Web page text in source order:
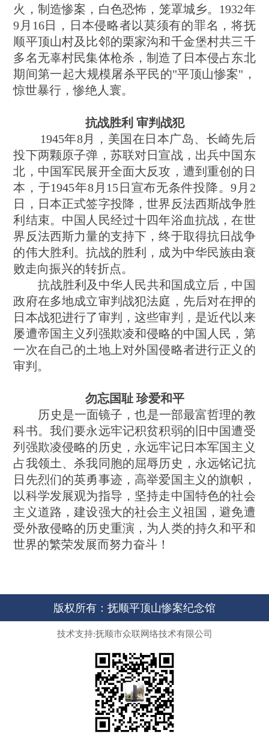
火，制造惨案，白色恐怖，笼罩城乡。1932年
9月16日，日本侵略者以莫须有的罪名，将抚
顺平顶山村及比邻的栗家沟和千金堡村共三千
多名无辜村民集体枪杀，制造了日本侵占东北
期间第一起大规模屠杀平民的"平顶山惨案"，
惊世暴行，惨绝人寰。
抗战胜利 审判战犯
1945年8月，美国在日本广岛、长崎先后
投下两颗原子弹，苏联对日宣战，出兵中国东
北，中国军民展开全面大反攻，遭到重创的日
本，于1945年8月15日宣布无条件投降。9月2
日，日本正式签字投降，世界反法西斯战争胜
利结束。中国人民经过十四年浴血抗战，在世
界反法西斯力量的支持下，终于取得抗日战争
的伟大胜利。抗战的胜利，成为中华民族由衰
败走向振兴的转折点。
抗战胜利及中华人民共和国成立后，中国
政府在多地成立审判战犯法庭，先后对在押的
日本战犯进行了审判，这些审判，是近代以来
屡遭帝国主义列强欺凌和侵略的中国人民，第
一次在自己的土地上对外国侵略者进行正义的
审判。
勿忘国耻 珍爱和平
历史是一面镜子，也是一部最富哲理的教
科书。我们要永远牢记积贫积弱的旧中国遭受
列强欺凌侵略的历史，永远牢记日本军国主义
占我领土、杀我同胞的屈辱历史，永远铭记抗
日先烈们的英勇事迹，高举爱国主义的旗帜，
以科学发展观为指导，坚持走中国特色的社会
主义道路，建设强大的社会主义祖国，避免遭
受外敌侵略的历史重演，为人类的持久和平和
世界的繁荣发展而努力奋斗！
版权所有：抚顺平顶山惨案纪念馆
技术支持:抚顺市众联网络技术有限公司